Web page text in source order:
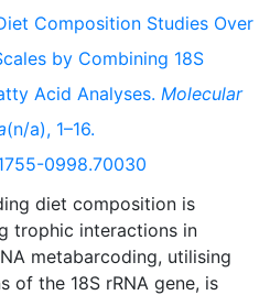
Composition Studies Over
by Combining 18S
Acid Analyses. Molecular
(n/a), 1–16.
0998.70030
diet composition is
trophic interactions in
metabarcoding, utilising
of the 18S rRNA gene, is